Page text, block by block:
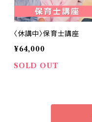
〈休講中〉保育士講座
¥64,000
SOLD OUT